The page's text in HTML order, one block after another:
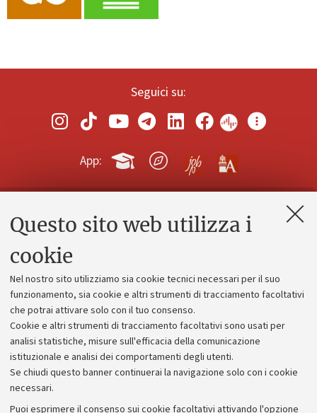
Questo sito web utilizza i
cookie
Nel nostro sito utilizziamo sia cookie tecnici necessari per il suo
funzionamento, sia cookie e altri strumenti di tracciamento facoltativi
che potrai attivare solo con il tuo consenso.
Cookie e altri strumenti di tracciamento facoltativi sono usati per
analisi statistiche, misure sull'efficacia della comunicazione
istituzionale e analisi dei comportamenti degli utenti.
Se chiudi questo banner continuerai la navigazione solo con i cookie
necessari.
Puoi esprimere il consenso sui cookie facoltativi attivando l'opzione
Seguici su:
App:
Contatti e PEC
Alumni community
Piano strategico
Bilanci
Donazioni e 5x1000
Bandi, gare e concorsi